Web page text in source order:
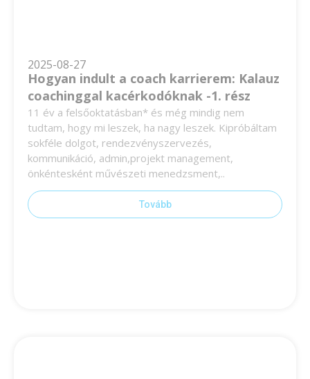
2025-08-27
Hogyan indult a coach karrierem: Kalauz
coachinggal kacérkodóknak -1. rész
11 év a felsőoktatásban* és még mindig nem
tudtam, hogy mi leszek, ha nagy leszek. Kipróbáltam
sokféle dolgot, rendezvényszervezés,
kommunikáció, admin,projekt management,
önkéntesként művészeti menedzsment,..
Tovább